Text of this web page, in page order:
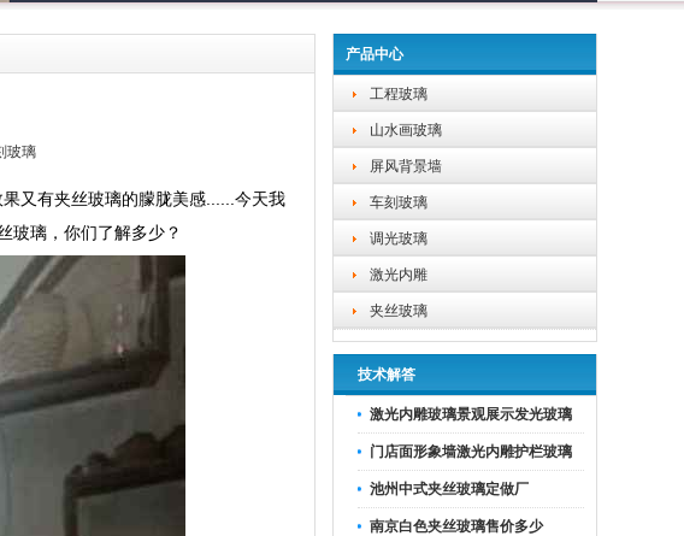
产品中心
工程玻璃
山水画玻璃
屏风背景墙
车刻玻璃
调光玻璃
激光内雕
夹丝玻璃
技术解答
激光内雕玻璃景观展示发光玻璃
门店面形象墙激光内雕护栏玻璃
池州中式夹丝玻璃定做厂
南京白色夹丝玻璃售价多少
玻璃
又有夹丝玻璃的朦胧美感......今天我
玻璃，你们了解多少？